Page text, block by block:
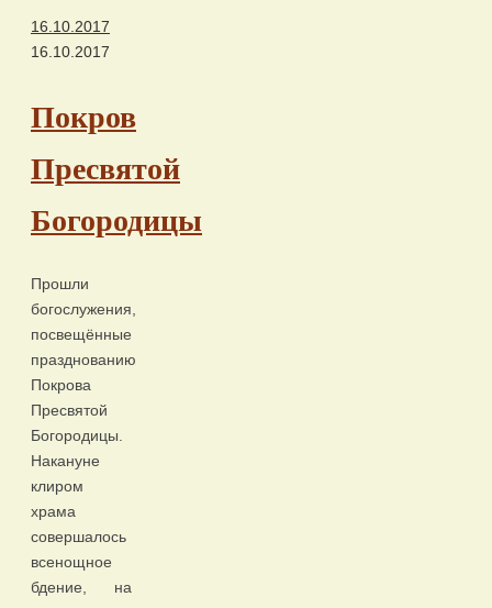
16.10.2017
16.10.2017
Покров
Пресвятой
Богородицы
Прошли
богослужения,
посвещённые
празднованию
Покрова
Пресвятой
Богородицы.
Накануне
клиром
храма
совершалось
всенощное
бдение, на